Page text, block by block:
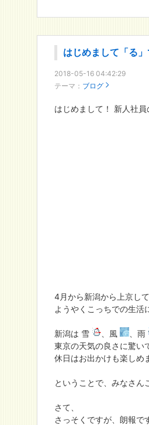
はじめまして「る」
2018-05-16 04:42:29
テーマ： ブログ
はじめまして！ 新人社員
4月から新潟から上京し
ようやくこっちでの生活
新潟は 雪 、風 、雨
東京の天気の良さに驚い
休日はお出かけも楽しめ
ということで、みなさん
さて、
さっそくですが、朗報で